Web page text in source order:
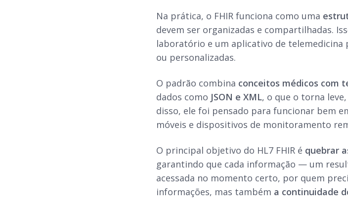
Na prática, o FHIR funciona como uma
devem ser organizadas e compartilhadas.
laboratório e um aplicativo de telemedicina
ou personalizadas.
O padrão combina conceitos médicos com
dados como JSON e XML, o que o torna
disso, ele foi pensado para funcionar bem
móveis e dispositivos de monitoramento
O principal objetivo do HL7 FHIR é quebrar
garantindo que cada informação — um
acessada no momento certo, por quem
informações, mas também a continuidade